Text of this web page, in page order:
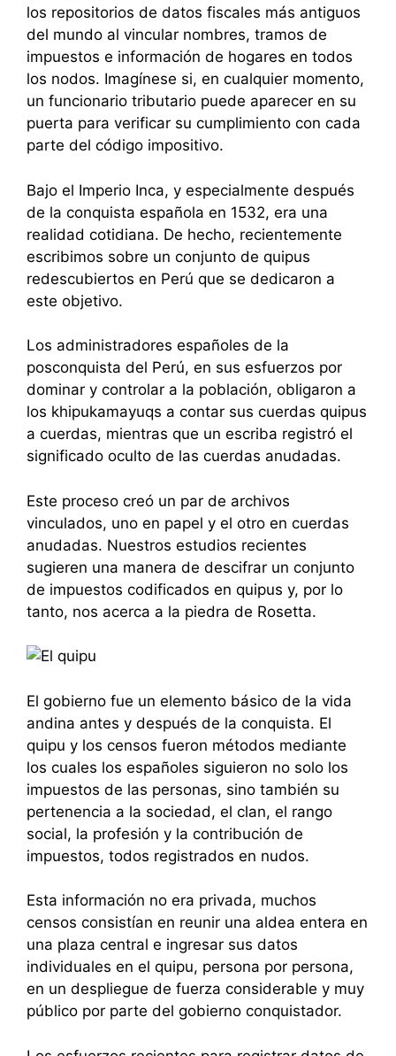
los repositorios de datos fiscales más antiguos
del mundo al vincular nombres, tramos de
impuestos e información de hogares en todos
los nodos. Imagínese si, en cualquier momento,
un funcionario tributario puede aparecer en su
puerta para verificar su cumplimiento con cada
parte del código impositivo.
Bajo el Imperio Inca, y especialmente después
de la conquista española en 1532, era una
realidad cotidiana. De hecho, recientemente
escribimos sobre un conjunto de quipus
redescubiertos en Perú que se dedicaron a
este objetivo.
Los administradores españoles de la
posconquista del Perú, en sus esfuerzos por
dominar y controlar a la población, obligaron a
los khipukamayuqs a contar sus cuerdas quipus
a cuerdas, mientras que un escriba registró el
significado oculto de las cuerdas anudadas.
Este proceso creó un par de archivos
vinculados, uno en papel y el otro en cuerdas
anudadas. Nuestros estudios recientes
sugieren una manera de descifrar un conjunto
de impuestos codificados en quipus y, por lo
tanto, nos acerca a la piedra de Rosetta.
El gobierno fue un elemento básico de la vida
andina antes y después de la conquista. El
quipu y los censos fueron métodos mediante
los cuales los españoles siguieron no solo los
impuestos de las personas, sino también su
pertenencia a la sociedad, el clan, el rango
social, la profesión y la contribución de
impuestos, todos registrados en nudos.
Esta información no era privada, muchos
censos consistían en reunir una aldea entera en
una plaza central e ingresar sus datos
individuales en el quipu, persona por persona,
en un despliegue de fuerza considerable y muy
público por parte del gobierno conquistador.